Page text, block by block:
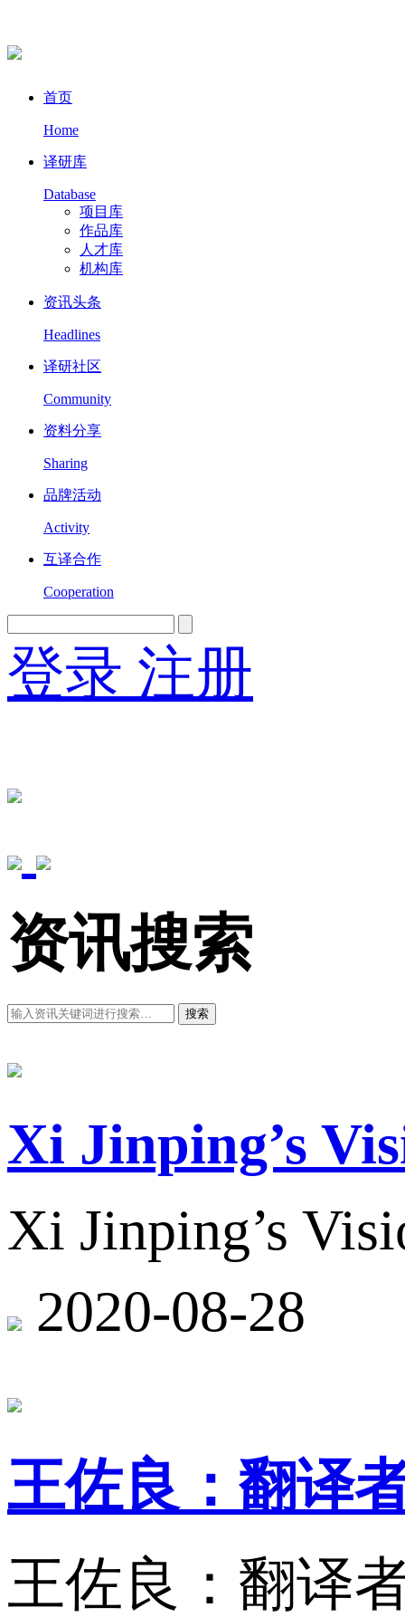
首页
Home
译研库
Database
项目库
作品库
人才库
机构库
资讯头条
Headlines
译研社区
Community
资料分享
Sharing
品牌活动
Activity
互译合作
Cooperation
登录 注册
资讯搜索
搜索
Xi Jinping’s
Xi Jinping’s
2020-08-28
王佐良：翻译
王佐良：翻译